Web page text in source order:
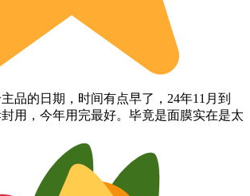
品的日期，时间有点早了，24年11月到
用，今年用完最好。毕竟是面膜实在是太